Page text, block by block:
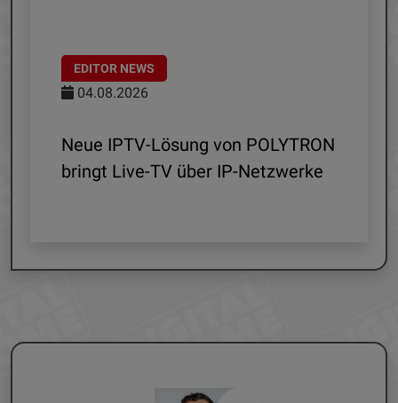
EDITOR NEWS
04.08.2026
Neue IPTV-Lösung von POLYTRON
bringt Live-TV über IP-Netzwerke